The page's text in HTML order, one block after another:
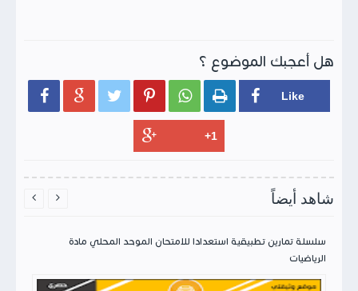
هل أعجبك الموضوع ؟
     
شاهد أيضاً
سلسلة تمارين تطبيقية استعدادا للامتحان الموحد المحلي مادة
الرياضيات
 